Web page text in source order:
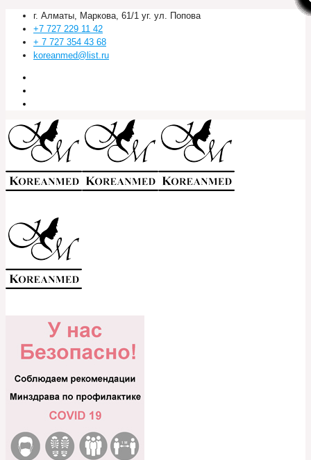
г. Алматы, Маркова, 61/1 уг. ул. Попова
+7 727 229 11 42
+ 7 727 354 43 68
koreanmed@list.ru